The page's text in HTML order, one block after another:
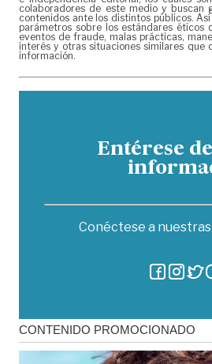
colaboradores de este medio y buscan
contenidos ante los distintos públicos.
parámetros sobre los estándares éticos
eventos de fraude, malas prácticas,
interés y otras situaciones similares que
información.
Entérese
Conéctese a